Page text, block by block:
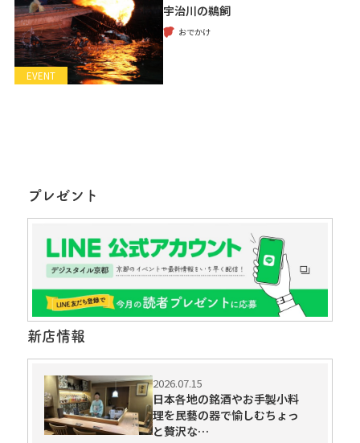
EVENT
宇治川の鵜飼
おでかけ
プレゼント
新店情報
2026.07.15
日本各地の銘酒やお手製小料
理を民藝の器で愉しむちょっ
と贅沢な…